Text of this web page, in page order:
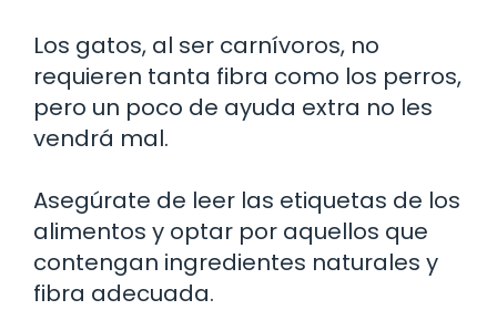
Los gatos, al ser carnívoros, no
requieren tanta fibra como los perros,
pero un poco de ayuda extra no les
vendrá mal.
Asegúrate de leer las etiquetas de los
alimentos y optar por aquellos que
contengan ingredientes naturales y
fibra adecuada.